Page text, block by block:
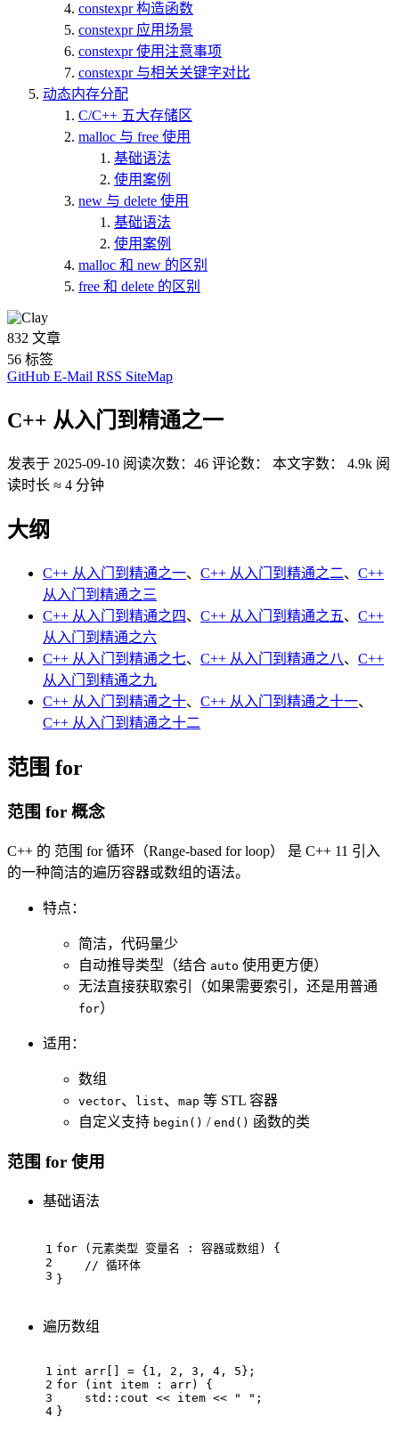
constexpr 构造函数
constexpr 应用场景
constexpr 使用注意事项
constexpr 与相关关键字对比
动态内存分配
C/C++ 五大存储区
malloc 与 free 使用
基础语法
使用案例
new 与 delete 使用
基础语法
使用案例
malloc 和 new 的区别
free 和 delete 的区别
832 文章
56 标签
GitHub E-Mail RSS SiteMap
C++ 从入门到精通之一
发表于 2025-09-10 阅读次数： 46 评论数： 本文字数： 4.9k 阅
读时长 ≈ 4 分钟
大纲
C++ 从入门到精通之一、 C++ 从入门到精通之二、 C++
从入门到精通之三
C++ 从入门到精通之四、 C++ 从入门到精通之五、 C++
从入门到精通之六
C++ 从入门到精通之七、 C++ 从入门到精通之八、 C++
从入门到精通之九
C++ 从入门到精通之十、 C++ 从入门到精通之十一、
C++ 从入门到精通之十二
范围 for
范围 for 概念
C++ 的 范围 for 循环（Range-based for loop） 是 C++ 11 引入
的一种简洁的遍历容器或数组的语法。
特点：
简洁，代码量少
自动推导类型（结合 auto 使用更方便）
无法直接获取索引（如果需要索引，还是用普通
for）
适用：
数组
vector、 list、 map 等 STL 容器
自定义支持 begin() / end() 函数的类
范围 for 使用
基础语法
1
2
3
for (元素类型 变量名 : 容器或数组) {
// 循环体
}
遍历数组
1
2
3
4
int arr[] = {1 , 2 , 3 , 4 , 5};
for ( int item : arr) {
    std::cout << item <<
" " ;
}